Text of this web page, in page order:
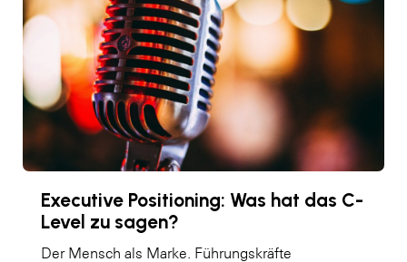
Executive Positioning: Was hat das C-
Level zu sagen?
Der Mensch als Marke. Führungskräfte